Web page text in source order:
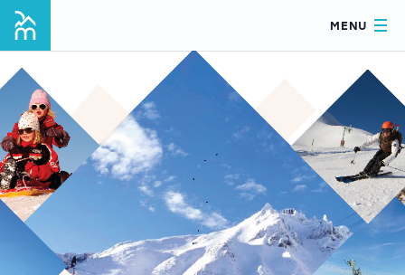
MENU